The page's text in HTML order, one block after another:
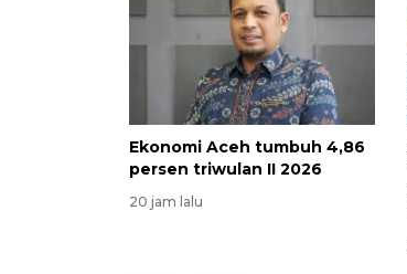
Ekonomi Aceh tumbuh 4,86
persen triwulan II 2026
20 jam lalu